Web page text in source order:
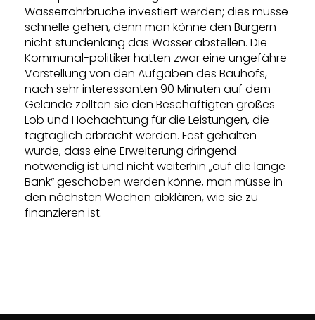
Wasserrohrbrüche investiert werden; dies müsse
schnelle gehen, denn man könne den Bürgern
nicht stundenlang das Wasser abstellen. Die
Kommunal-politiker hatten zwar eine ungefähre
Vorstellung von den Aufgaben des Bauhofs,
nach sehr interessanten 90 Minuten auf dem
Gelände zollten sie den Beschäftigten großes
Lob und Hochachtung für die Leistungen, die
tagtäglich erbracht werden. Fest gehalten
wurde, dass eine Erweiterung dringend
notwendig ist und nicht weiterhin „auf die lange
Bank“ geschoben werden könne, man müsse in
den nächsten Wochen abklären, wie sie zu
finanzieren ist.